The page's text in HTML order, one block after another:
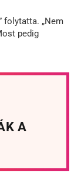
folytatta. „Nem
pedig
A